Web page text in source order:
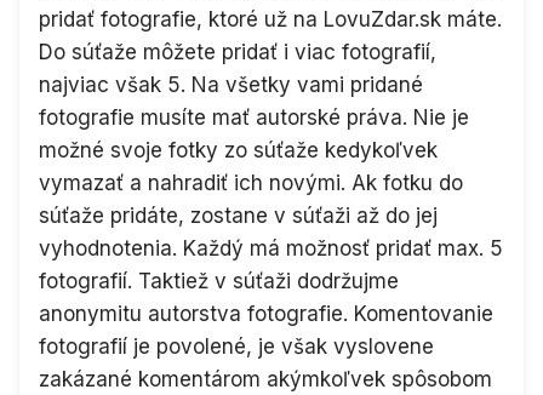
pridať fotografie, ktoré už na LovuZdar.sk máte.
Do súťaže môžete pridať i viac fotografií,
najviac však 5. Na všetky vami pridané
fotografie musíte mať autorské práva. Nie je
možné svoje fotky zo súťaže kedykoľvek
vymazať a nahradiť ich novými. Ak fotku do
súťaže pridáte, zostane v súťaži až do jej
vyhodnotenia. Každý má možnosť pridať max. 5
fotografií. Taktiež v súťaži dodržujme
anonymitu autorstva fotografie. Komentovanie
fotografií je povolené, je však vyslovene
zakázané komentárom akýmkoľvek spôsobom